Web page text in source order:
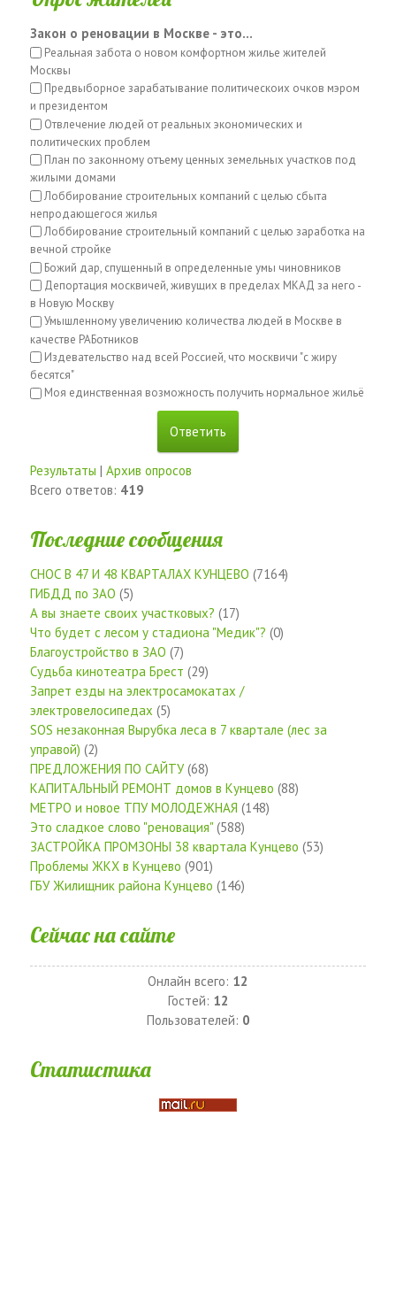
Закон о реновации в Москве - это...
Реальная забота о новом комфортном жилье жителей
Москвы
Предвыборное зарабатывание политическоих очков мэром
и президентом
Отвлечение людей от реальных экономических и
политических проблем
План по законному отъему ценных земельных участков под
жилыми домами
Лоббирование строительных компаний с целью сбыта
непродающегося жилья
Лоббирование строительный компаний с целью заработка на
вечной стройке
Божий дар, спущенный в определенные умы чиновников
Депортация москвичей, живущих в пределах МКАД за него -
в Новую Москву
Умышленному увеличению количества людей в Москве в
качестве РАБотников
Издевательство над всей Россией, что москвичи "с жиру
бесятся"
Моя единственная возможность получить нормальное жильё
Результаты | Архив опросов
Всего ответов: 419
Последние сообщения
СНОС В 47 И 48 КВАРТАЛАХ КУНЦЕВО (7164)
ГИБДД по ЗАО (5)
А вы знаете своих участковых? (17)
Что будет с лесом у стадиона "Медик"? (0)
Благоустройство в ЗАО (7)
Судьба кинотеатра Брест (29)
Запрет езды на электросамокатах /
электровелосипедах (5)
SOS незаконная Вырубка леса в 7 квартале (лес за
управой) (2)
ПРЕДЛОЖЕНИЯ ПО САЙТУ(68)
КАПИТАЛЬНЫЙ РЕМОНТ домов в Кунцево (88)
МЕТРО и новое ТПУ МОЛОДЕЖНАЯ (148)
Это сладкое слово "реновация" (588)
ЗАСТРОЙКА ПРОМЗОНЫ 38 квартала Кунцево (53)
Проблемы ЖКХ в Кунцево (901)
ГБУ Жилищник района Кунцево (146)
Сейчас на сайте
Онлайн всего: 12
Гостей: 12
Пользователей: 0
Статистика